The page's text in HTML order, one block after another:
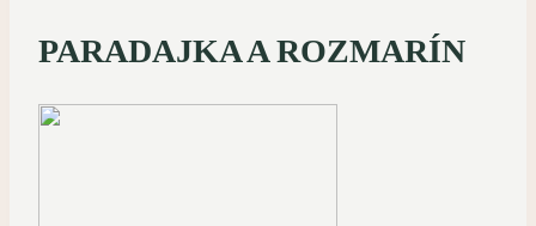
PARADAJKA A ROZMARÍN